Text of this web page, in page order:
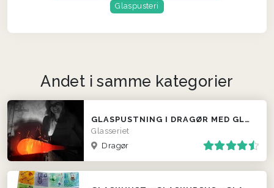
Glaspusteri
Andet i samme kategorier
GLASPUSTNING I DRAGØR MED GLASKUNSTNEREN RIKKE BRUZELIUS
Glasseriet
Dragør